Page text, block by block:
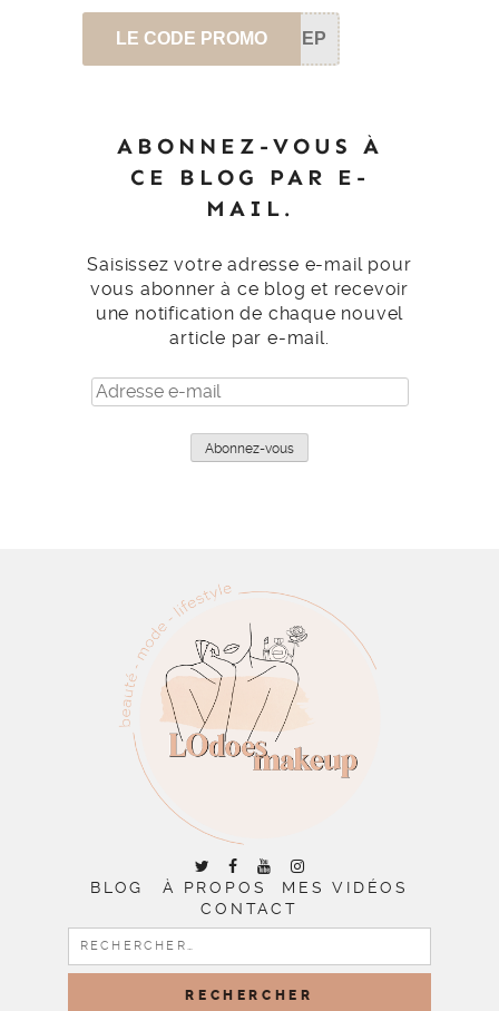
LE CODE PROMO SEP
ABONNEZ-VOUS À
CE BLOG PAR E-
MAIL.
Saisissez votre adresse e-mail pour
vous abonner à ce blog et recevoir
une notification de chaque nouvel
article par e-mail.
Adresse
e-
Abonnez-vous
BLOG À PROPOS
MES VIDÉOS
CONTACT
RECHERCHER :